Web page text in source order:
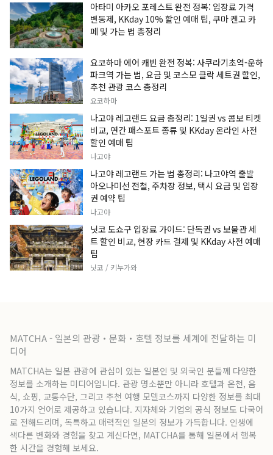
아타미 아카오 포레스트 완전 정복: 입장료 가격
변동제, KKday 10% 할인 예매 팁, 쿠마 켄고 카
페 및 가는 법 총정리
요코하마 에어 캐빈 완전 정복: 사쿠라기초역-운하
파크역 가는 법, 요금 및 코스모 클락 세트권 할인,
추천 관광 코스 총정리
요코하마
나고야 레고랜드 요금 총정리: 1일권 vs 콤보 티켓
비교, 연간 패스포트 종류 및 KKday 온라인 사전
할인 예매 팁
나고야
나고야 레고랜드 가는 법 총정리: 나고야역 출발
아오나미선 전철, 주차장 정보, 택시 요금 및 입장
권 예약 팁
나고야
닛코 도쇼구 입장료 가이드: 단독권 vs 보물관 세
트 할인 비교, 현장 카드 결제 및 KKday 사전 예매
팁
닛코 / 키누가와
MATCHA - 일본의 관광・문화・호텔 정보를 세계에 전달하는 미
디어
MATCHA는 일본 관광에 관심이 있는 일본인 및 외국인 분들께 다양한
정보를 소개하는 미디어입니다. 관광 명소뿐만 아니라 호텔과 온천, 음
식, 쇼핑, 교통수단, 그리고 추천 여행 모델코스까지 다양한 정보를 최대
10가지 언어로 제공하고 있습니다. 지자체와 기업의 공식 정보도 다국어
로 전해드리며, 독특하고 매력적인 일본의 정보가 가득합니다. 인생에
색다른 변화와 경험을 찾고 계신다면, MATCHA를 통해 일본에서 행복
한 시간을 경험해 보세요.